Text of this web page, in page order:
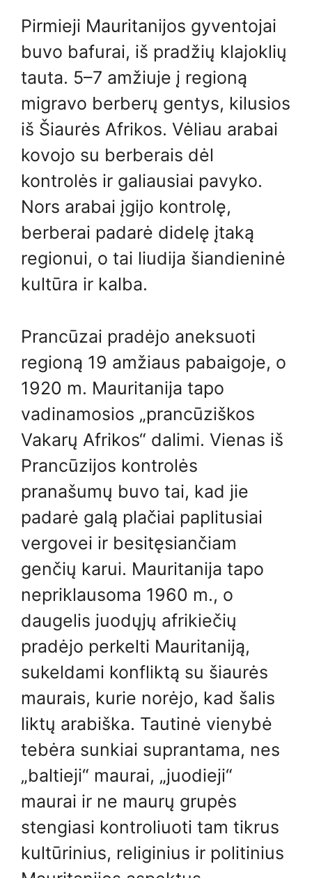
Pirmieji Mauritanijos gyventojai
buvo bafurai, iš pradžių klajoklių
tauta. 5–7 amžiuje į regioną
migravo berberų gentys, kilusios
iš Šiaurės Afrikos. Vėliau arabai
kovojo su berberais dėl
kontrolės ir galiausiai pavyko.
Nors arabai įgijo kontrolę,
berberai padarė didelę įtaką
regionui, o tai liudija šiandieninė
kultūra ir kalba.
Prancūzai pradėjo aneksuoti
regioną 19 amžiaus pabaigoje, o
1920 m. Mauritanija tapo
vadinamosios „prancūziškos
Vakarų Afrikos“ dalimi. Vienas iš
Prancūzijos kontrolės
pranašumų buvo tai, kad jie
padarė galą plačiai paplitusiai
vergovei ir besitęsiančiam
genčių karui. Mauritanija tapo
nepriklausoma 1960 m., o
daugelis juodųjų afrikiečių
pradėjo perkelti Mauritaniją,
sukeldami konfliktą su šiaurės
maurais, kurie norėjo, kad šalis
liktų arabiška. Tautinė vienybė
tebėra sunkiai suprantama, nes
„baltieji“ maurai, „juodieji“
maurai ir ne maurų grupės
stengiasi kontroliuoti tam tikrus
kultūrinius, religinius ir politinius